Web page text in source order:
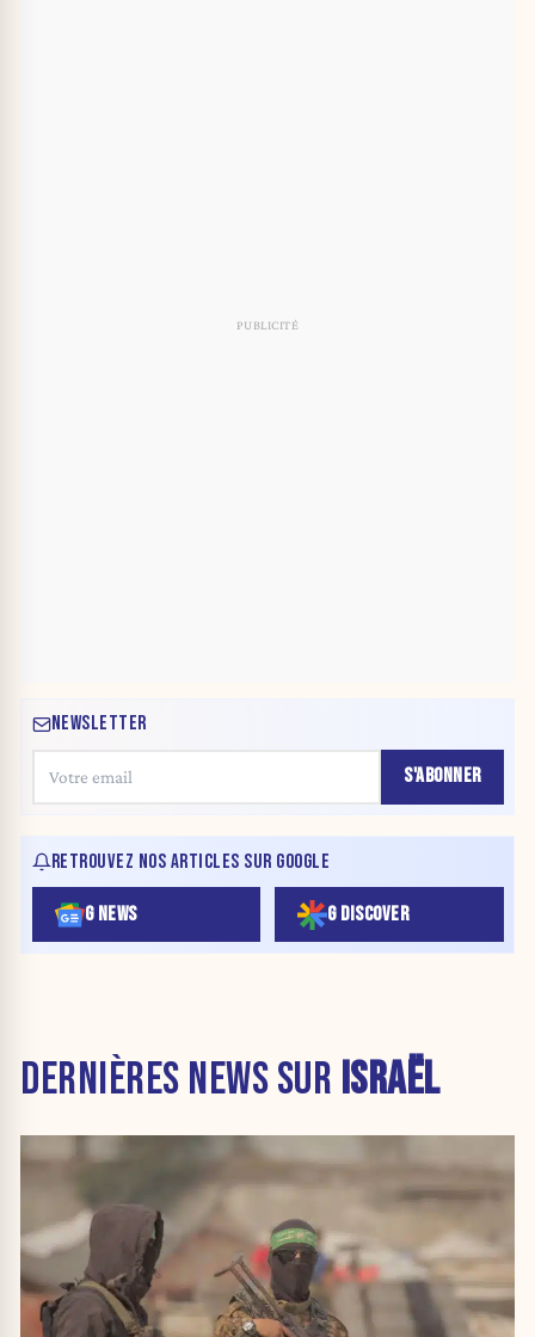
NEWSLETTER
S'ABONNER
RETROUVEZ NOS ARTICLES SUR GOOGLE
G NEWS G DISCOVER
DERNIÈRES NEWS SUR ISRAËL